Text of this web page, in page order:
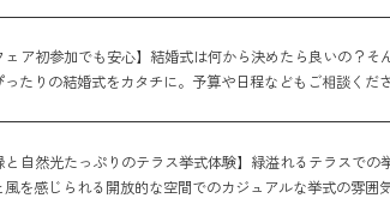
ェア初参加でも安心】結婚式は何から決めたら良いの？そ
ったりの結婚式をカタチに。予算や日程などもご相談くだ
と自然光たっぷりのテラス挙式体験】緑溢れるテラスで
風を感じられる開放的な空間でのカジュアルな挙式の雰囲